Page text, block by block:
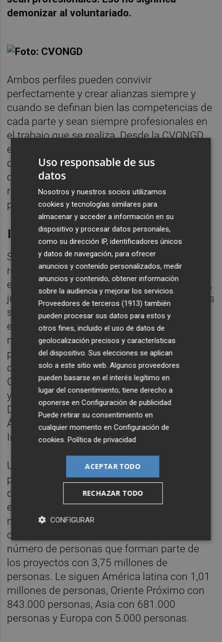
demonizar al voluntariado.
Ambos perfiles pueden convivir
perfectamente y crear alianzas siempre y
cuando se definan bien las competencias de
cada parte y sean siempre profesionales en
el trabajo que se realiza. Desde la CVONGD
en la encuesta realizada no ven mucha
diferencia entre ambas figuras pues el
cooperante puede ser voluntario o
remunerado ( profesional) y el voluntariado
puede ser cooperante o no serlo.
La cooperación valenciana
Según los datos recopilados en la encuesta
realizada en la Comunitat Valenciana, tanto
el personal contratado como el voluntariado,
junto a centenares de organizaciones locales
sacan adelante 299 proyectos en 42 países
en los que se invirtieron en 2020 20,4
millones de euros. El país en el que más
presencia hay de ONGD con sede central o
delegación en la Comunitat Valenciana es
Guatemala, seguido de Nicaragua, Colombia
y Bolivia en América Latina; y República
Democrática del Congo y Mozambique, en
África. En Asia, el trabajo se centra en la
India.
Un total de 6,29 millones de personas
participan y se benefician de los proyectos
de cooperación que llevan a cabo las ONGD
encuestadas, de las que 4,68 millones son
mujeres y niñas (74% del total). Por
continentes, África concentra el mayo
número de personas que forman parte de
los proyectos con 3,75 millones de
personas. Le siguen América latina con 1,01
millones de personas, Oriente Próximo con
843.000 personas, Asia con 681.000
personas y Europa con 5.000 personas.
Uso responsable de sus
datos
Nosotros y nuestros socios utilizamos
cookies y tecnologías similares para
almacenar y acceder a información en su
dispositivo y procesar datos personales,
como su dirección IP, identificadores únicos
y datos de navegación, para ofrecer
anuncios y contenido personalizados, medir
anuncios y contenido, obtener información
sobre la audiencia y mejorar los servicios.
Proveedores de terceros (1913) también
pueden procesar sus datos para estos y
otros fines, incluido el uso de datos de
geolocalización precisos y características
del dispositivo. Sus elecciones se aplican
solo a este sitio web. Algunos proveedores
pueden basarse en el interés legítimo en
lugar del consentimiento; tiene derecho a
oponerse enConfiguración de publicidad
Puede retirar su consentimiento en
cualquier momento enConfiguración de
cookies .Política de privacidad
ACEPTAR TODO
RECHAZAR TODO
CONFIGURAR